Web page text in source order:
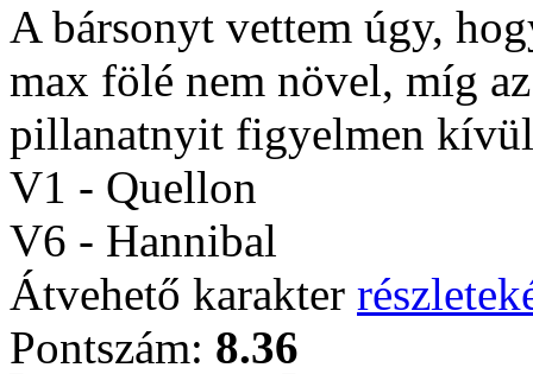
A bársonyt vettem úgy,
max fölé nem növel, míg
pillanatnyit figyelmen
V1 - Quellon
V6 - Hannibal
Átvehető karakter
Pontszám: 8.36